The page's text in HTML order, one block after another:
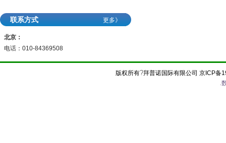
联系方式 更多》
北京：
电话：010-84369508
版权所有?拜普诺国际有限公司 京ICP备
.